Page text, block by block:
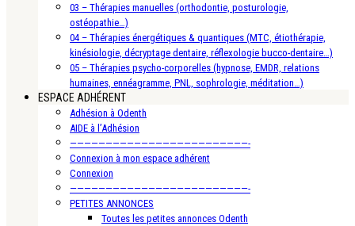
03 – Thérapies manuelles (orthodontie, posturologie,
ostéopathie…)
04 – Thérapies énergétiques & quantiques (MTC, étiothérapie,
kinésiologie, décryptage dentaire, réflexologie bucco-dentaire…)
05 – Thérapies psycho-corporelles (hypnose, EMDR, relations
humaines, ennéagramme, PNL, sophrologie, méditation…)
ESPACE ADHÉRENT
Adhésion à Odenth
AIDE à l’Adhésion
—————————————————————————-
Connexion à mon espace adhérent
Connexion
—————————————————————————-
PETITES ANNONCES
Toutes les petites annonces Odenth